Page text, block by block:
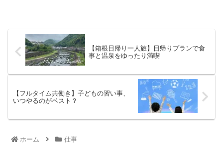
【箱根日帰り一人旅】日帰りプランで食
事と温泉をゆったり満喫
【フルタイム共働き】子どもの習い事、
いつやるのがベスト？
ホーム 仕事